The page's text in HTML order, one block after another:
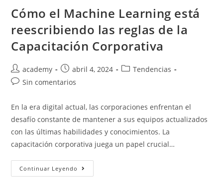
Cómo el Machine Learning está
reescribiendo las reglas de la
Capacitación Corporativa
academy abril 4, 2024
Tendencias
Sin comentarios
En la era digital actual, las corporaciones enfrentan el
desafío constante de mantener a sus equipos actualizados
con las últimas habilidades y conocimientos. La
capacitación corporativa juega un papel crucial…
Continuar Leyendo